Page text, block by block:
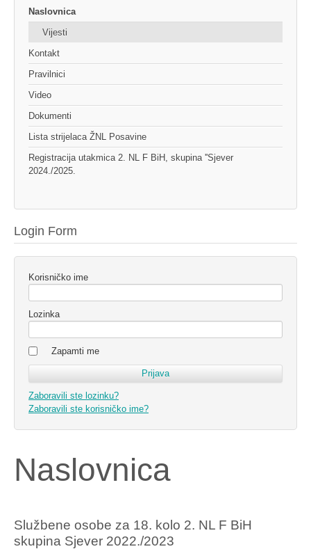
Naslovnica
Vijesti
Kontakt
Pravilnici
Video
Dokumenti
Lista strijelaca ŽNL Posavine
Registracija utakmica 2. NL F BiH, skupina ''Sjever
2024./2025.
Login Form
Korisničko ime
Lozinka
Zapamti me
Zaboravili ste lozinku?
Zaboravili ste korisničko ime?
Naslovnica
Službene osobe za 18. kolo 2. NL F BiH
skupina Sjever 2022./2023